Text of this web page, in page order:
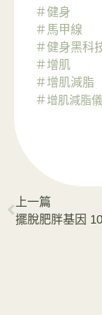
＃健身
＃馬甲線
＃健身黑科
＃增肌
＃增肌減脂
＃增肌減脂
上一篇
擺脫肥胖基因